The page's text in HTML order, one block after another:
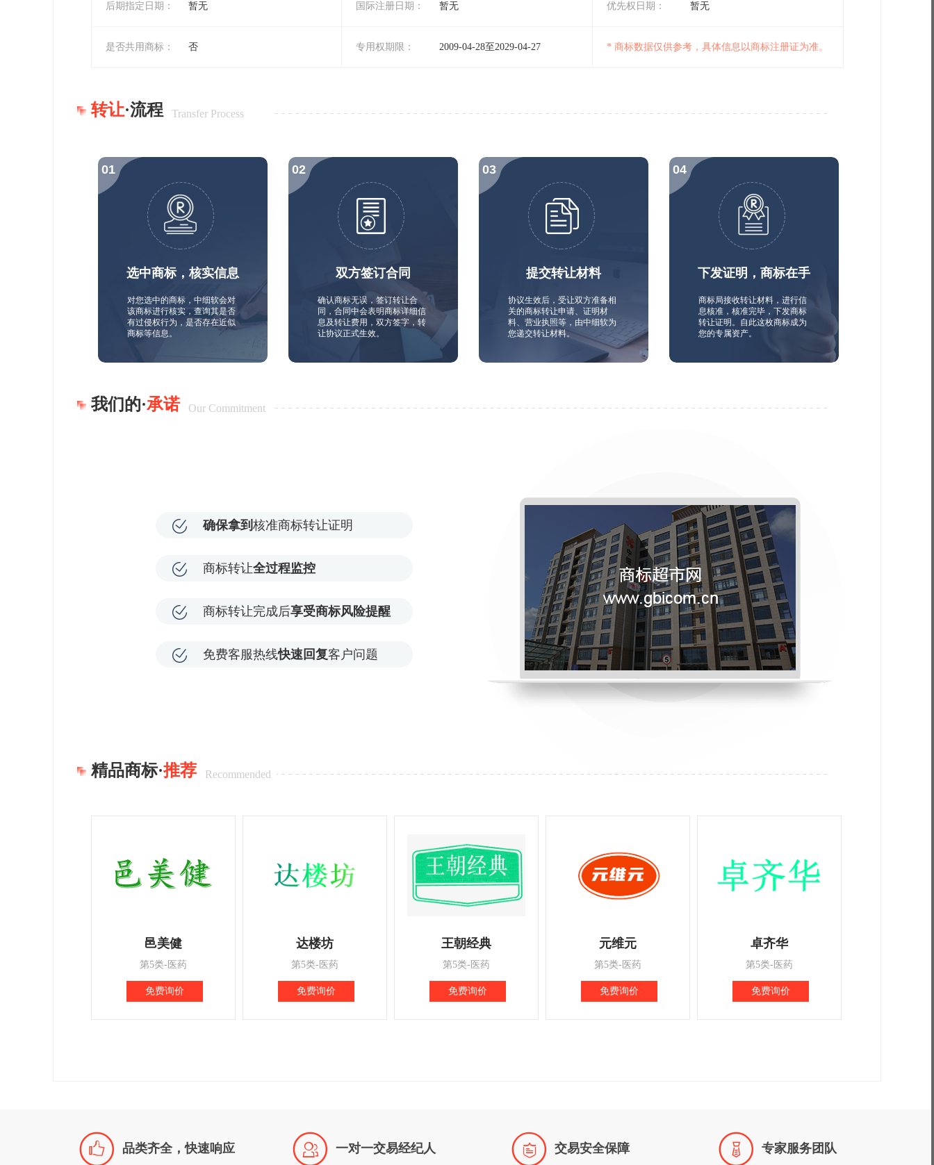
后期指定日期： 暂无 国际注册日期： 暂无 优先权日期： 暂无
是否共用商标： 否 专用权期限： 2009-04-28至2029-04-27 * 商标数据仅供参考，具体信息以商标注册证为准。
转让·流程 Transfer Process
选中商标，核实信息
对您选中的商标，中细软会对
该商标进行核实，查询其是否
有过侵权行为，是否存在近似
商标等信息。
双方签订合同
确认商标无误，签订转让合
同，合同中会表明商标详细信
息及转让费用，双方签字，转
让协议正式生效。
提交转让材料
协议生效后，受让双方准备相
关的商标转让申请、证明材
料、营业执照等，由中细软为
您递交转让材料。
下发证明，商标在手
商标局接收转让材料，进行信
息核准，核准完毕，下发商标
转让证明。自此这枚商标成为
您的专属资产。
我们的·承诺 Our Commitment
确保拿到 核准商标转让证明
商标转让全过程监控
商标转让完成后享受商标风险提醒
免费客服热线快速回复客户问题
精品商标·推荐 Recommended
邑美健
第5类-医药
免费询价
达楼坊
第5类-医药
免费询价
王朝经典
第5类-医药
免费询价
元维元
第5类-医药
免费询价
卓齐华
第5类-医药
免费询价
 品类齐全，快速响应  一对一交易经纪人  交易安全保障  专家服务团队